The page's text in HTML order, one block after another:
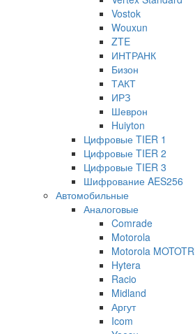
Vostok
Wouxun
ZTE
ИНТРАНК
Бизон
ТАКТ
ИРЗ
Шеврон
Huiyton
Цифровые TIER 1
Цифровые TIER 2
Цифровые TIER 3
Шифрование AES256
Автомобильные
Аналоговые
Comrade
Motorola
Motorola
Hytera
Racio
Midland
Аргут
Icom